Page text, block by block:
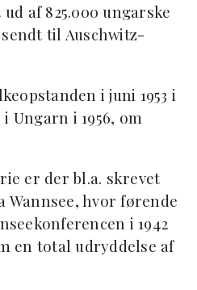
af 825.000 ungarske
til Auschwitz-
i juni 1953 i
Ungarn i 1956, om
er der bl.a. skrevet
Wannsee, hvor førende
i 1942
en total udryddelse af